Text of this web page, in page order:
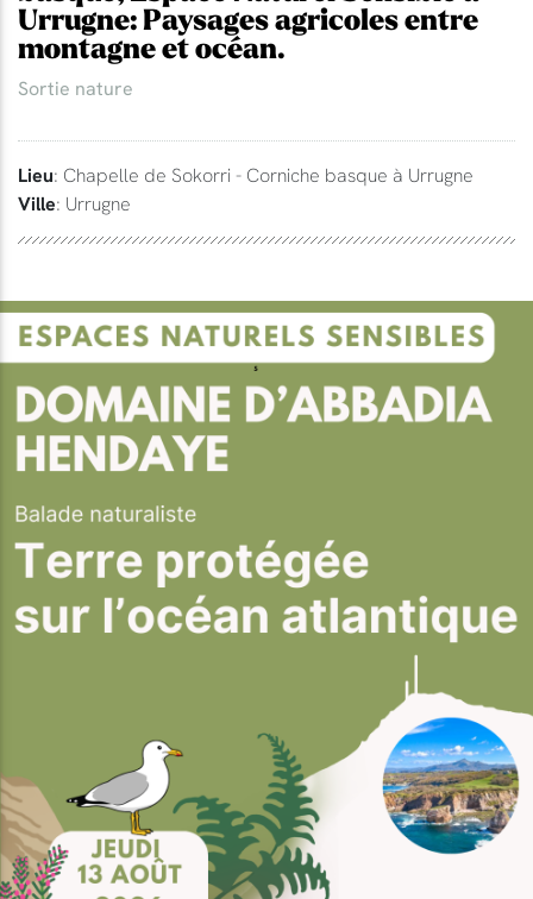
Urrugne: Paysages agricoles entre
montagne et océan.
Sortie nature
Lieu: Chapelle de Sokorri - Corniche basque à Urrugne
Ville: Urrugne